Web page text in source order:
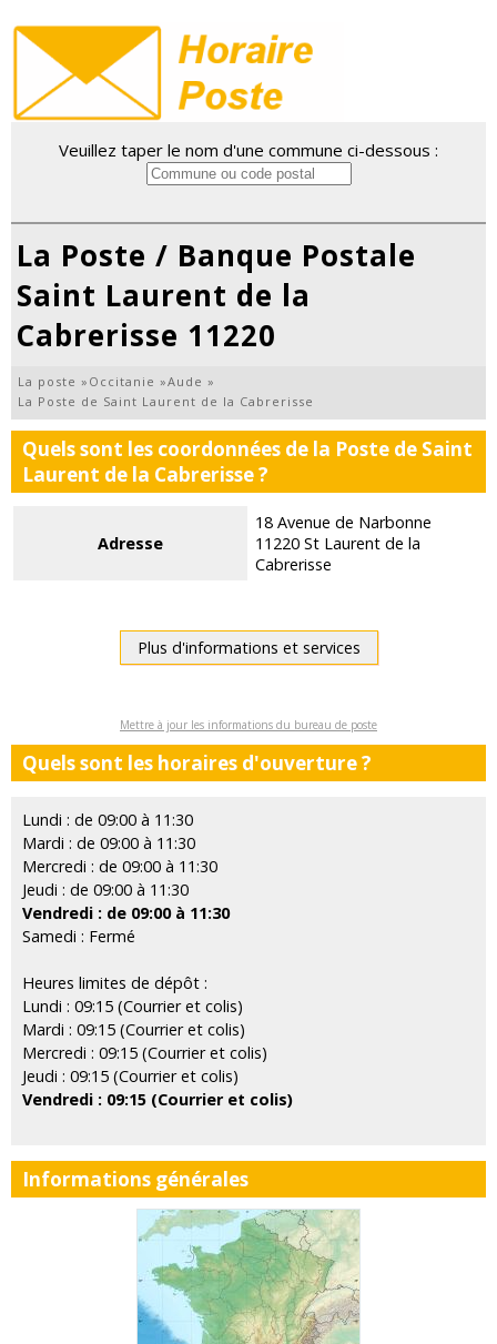
Veuillez taper le nom d'une commune ci-dessous :
La Poste / Banque Postale
Saint Laurent de la
Cabrerisse 11220
La poste » Occitanie »Aude »
La Poste de Saint Laurent de la Cabrerisse
Quels sont les coordonnées de la Poste de Saint
Laurent de la Cabrerisse ?
Adresse
18 Avenue de Narbonne
11220 St Laurent de la
Cabrerisse
Plus d'informations et services
Mettre à jour les informations du bureau de poste
Quels sont les horaires d'ouverture ?
Lundi : de 09:00 à 11:30
Mardi : de 09:00 à 11:30
Mercredi : de 09:00 à 11:30
Jeudi : de 09:00 à 11:30
Vendredi : de 09:00 à 11:30
Samedi : Fermé
Heures limites de dépôt :
Lundi : 09:15 (Courrier et colis)
Mardi : 09:15 (Courrier et colis)
Mercredi : 09:15 (Courrier et colis)
Jeudi : 09:15 (Courrier et colis)
Vendredi : 09:15 (Courrier et colis)
Informations générales